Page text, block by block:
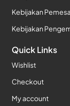
Kebijakan
Kebijakan
Quick Links
Wishlist
Checkout
My account